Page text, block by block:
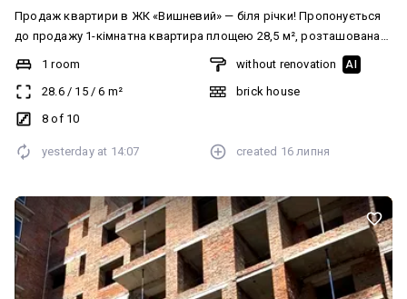
Продаж квартири в ЖК «Вишневий» — біля річки! Пропонується
до продажу 1-кімнатна квартира площею 28,5 м², розташована
на 8 поверсі нового сучасного житлового комплексу ЖК
завершальних будівельних робіт — вже скоро можна буде
заселятися! • Чудова локація біля річки — ідеальне місце для
планування, продумане для комфортного проживання або здачі
територією та розвиненою інфраструктурою поруч. Ідеальний
варіант як для власного проживання, так і для інвестиції.
Телефонуйте вже сьогодні та встигніть придбати квартиру за
вигідною ціною!
1 room
28.6/ 15/6 m²
8 of 10
without renovation AI
brick house
yesterday at 14:07 created 16 липня